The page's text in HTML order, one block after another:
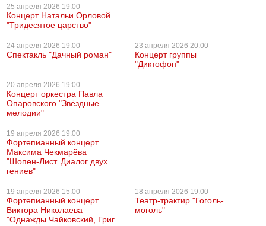
25 апреля 2026 19:00
Концерт Натальи Орловой
"Тридесятое царство"
24 апреля 2026 19:00
Спектакль "Дачный роман"
23 апреля 2026 20:00
Концерт группы
"Диктофон"
20 апреля 2026 19:00
Концерт оркестра Павла
Опаровского "Звёздные
мелодии"
19 апреля 2026 19:00
Фортепианный концерт
Максима Чекмарёва
"Шопен-Лист. Диалог двух
гениев"
19 апреля 2026 15:00
Фортепианный концерт
Виктора Николаева
"Однажды Чайковский, Григ
18 апреля 2026 19:00
Театр-трактир "Гоголь-
моголь"